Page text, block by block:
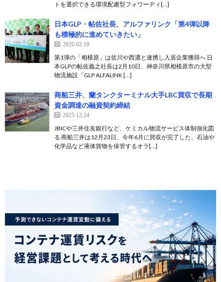
トを選択できる環境配慮型フォワーディ[…]
日本GLP・帖佐社長、アルファリンク「第4弾以降
も積極的に進めていきたい」
2020.02.10
第1弾の「相模原」は佐川や西濃と連携し入居企業獲得へ 日
本GLPの帖佐義之社長は2月10日、神奈川県相模原市の大型
物流施設「GLP ALFALINK […]
商船三井、蘭タンクターミナル大手LBC買収で長期
資金調達の融資契約締結
2025.12.24
JBICや三井住友銀行など、ケミカル物流サービス体制強化図
る 商船三井は12月23日、今年6月に買収が完了した、石油や
化学品など液体貨物を保管するオラ[…]